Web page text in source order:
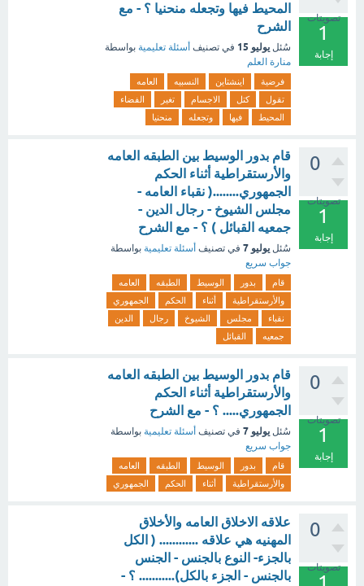
تصويتات
1
إجابة
المحيط فيها وتجعله منحنيا ؟ - مع
الشرح
سُئل يوليو 15 في تصنيف أسئلة تعليمية بواسطة
منارة العلم
فرضية اينشتاين النسبيه
العامه
تقول
كتل الاجسام تغير
الفضاء
المحيط
فيها وتجعله منحنيا
0
تصويتات
1
إجابة
قام بدور الوسيط بين الطبقه العامه
والأرستقراطية أثناء الحكم
الجمهوري........( نقباء العامه -
مجلس الشيوخ - رجال الدين -
جمعيه القبائل ) ؟ - مع الشرح
سُئل يوليو 7 في تصنيف أسئلة تعليمية بواسطة
جواب سريع
قام بدور الوسيط الطبقه
العامه
والأرستقراطية
أثناء الحكم
الجمهوري
نقباء
مجلس الشيوخ رجال
الدين
جمعيه
القبائل
0
تصويتات
1
إجابة
قام بدور الوسيط بين الطبقه العامه
والأرستقراطية أثناء الحكم
الجمهوري..... ؟ - مع الشرح
سُئل يوليو 7 في تصنيف أسئلة تعليمية بواسطة
جواب سريع
قام بدور الوسيط الطبقه
العامه
والأرستقراطية
أثناء الحكم الجمهوري
0
تصويتات
علاقه الاخلاق العامه والأخلاق
المهنيه هي علاقه ............ ( الكل
بالجزء- النوع بالجنس - الجنس
بالجنس - الجزء بالكل)........... ؟ -